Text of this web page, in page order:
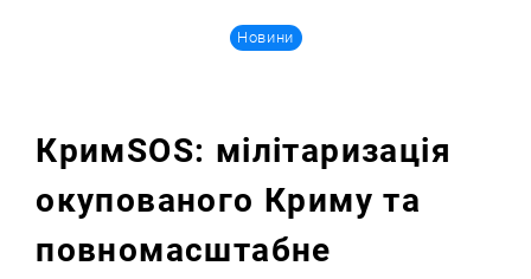
Новини
КримSOS: мілітаризація
окупованого Криму та
повномасштабне